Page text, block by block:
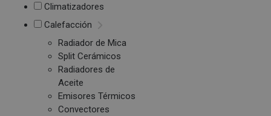
Climatizadores
Calefacción
Radiador de Mica
Split Cerámicos
Radiadores de
Aceite
Emisores Térmicos
Convectores